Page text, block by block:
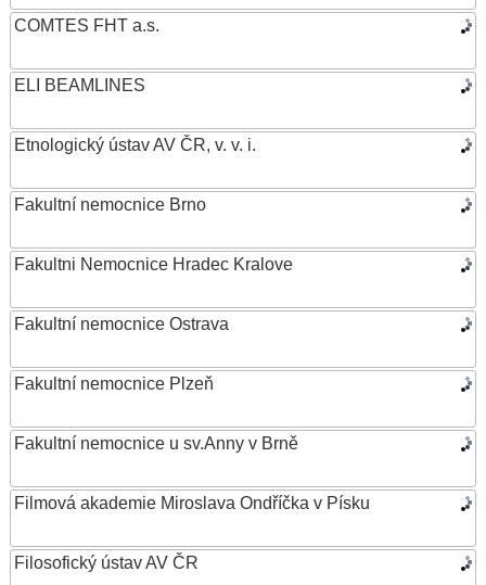
COMTES FHT a.s.
ELI BEAMLINES
Etnologický ústav AV ČR, v. v. i.
Fakultní nemocnice Brno
Fakultni Nemocnice Hradec Kralove
Fakultní nemocnice Ostrava
Fakultní nemocnice Plzeň
Fakultní nemocnice u sv.Anny v Brně
Filmová akademie Miroslava Ondříčka v Písku
Filosofický ústav AV ČR